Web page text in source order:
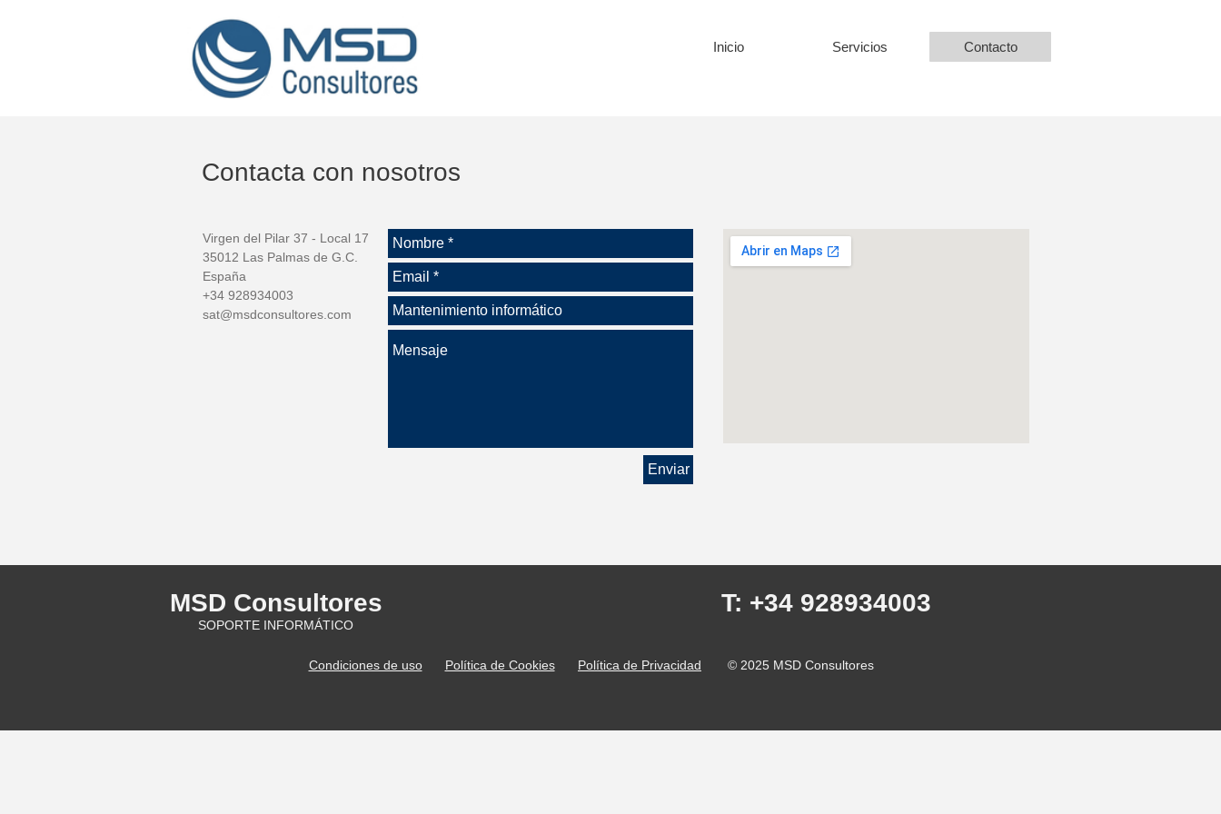
Inicio Servicios Contacto
Contacta con nosotros
Virgen del Pilar 37 - Local 17
35012 Las Palmas de G.C.
España
+34 928934003
sat@msdconsultores.com
Enviar
MSD Consultores
SOPORTE INFORMÁTICO
T: +34 928934003
Política de Cookies
Condiciones de uso © 2025 MSD Consultores
Política de Privacidad